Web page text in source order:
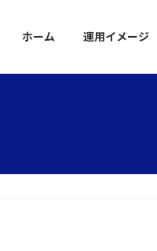
ホーム 運用イメージ